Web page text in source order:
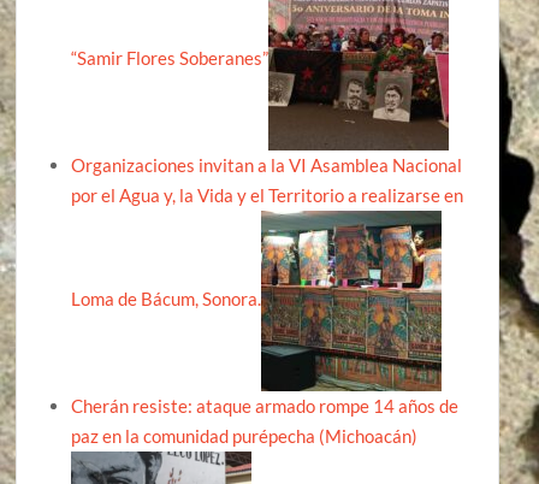
“Samir Flores Soberanes”
Organizaciones invitan a la VI Asamblea Nacional
por el Agua y, la Vida y el Territorio a realizarse en
Loma de Bácum, Sonora.
Cherán resiste: ataque armado rompe 14 años de
paz en la comunidad purépecha (Michoacán)